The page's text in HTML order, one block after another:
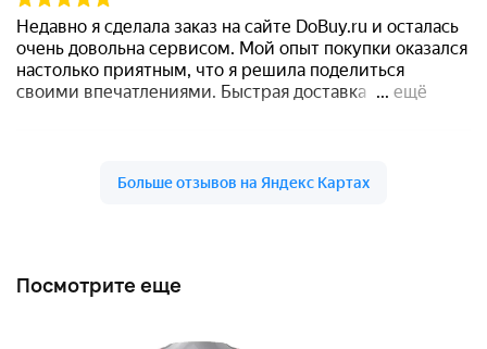
Посмотрите еще